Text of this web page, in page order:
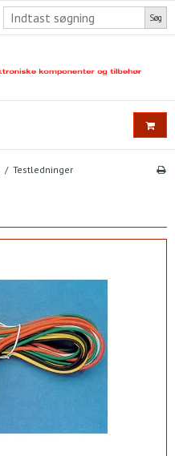
Søg
/ Testledninger